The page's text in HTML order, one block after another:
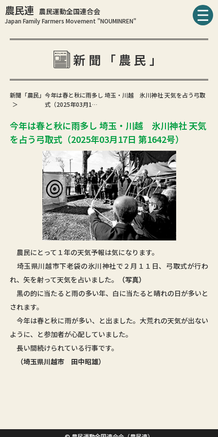
農民連 農民運動全国連合会
Japan Family Farmers Movement "NOUMINREN"
新聞「農民」
新聞「農民」 今年は春と秋に雨多し 埼玉・川越 氷川神社 天気を占う弓取
式（2025年03月1…
今年は春と秋に雨多し 埼玉・川越 氷川神社 天気
を占う弓取式（2025年03月17日 第1642号）
農民にとって１年の天気予報は気になります。
埼玉県川越市下老袋の氷川神社で２月１１日、弓取式が行わ
れ、矢を射って天気を占いました。
（写真）
黒の的に当たると雨の多い年、白に当たると晴れの日が多いと
されます。
今年は春と秋に雨が多い、と出ました。大荒れの天気が出ない
ように、と参加者が心配していました。
長い間続けられている行事です。
（埼玉県川越市 田中昭雄）